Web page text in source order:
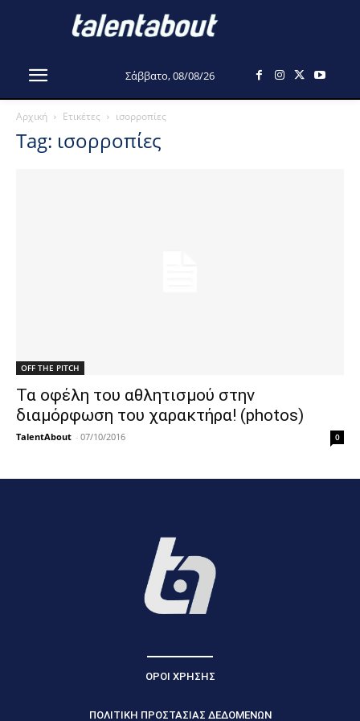
Σάββατο, 08/08/26
Αρχική Ετικέτες ισορροπίες
Tag: ισορροπίες
OFF THE PITCH
Τα οφέλη του αθλητισμού στην
διαμόρφωση του χαρακτήρα! (photos)
TalentAbout - 07/10/2016 0
ΟΡΟΙ ΧΡΗΣΗΣ
ΠΟΛΙΤΙΚΗ ΠΡΟΣΤΑΣΙΑΣ ΔΕΔΟΜΕΝΩΝ